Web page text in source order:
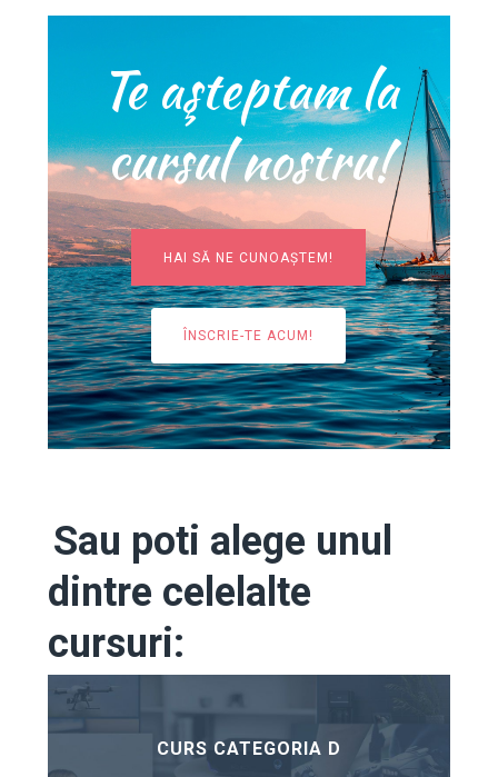
Te aşteptam la
cursul nostru!
HAI SĂ NE CUNOAȘTEM!
ÎNSCRIE-TE ACUM!
Sau poti alege unul
dintre celelalte
cursuri:
CURS CATEGORIA D